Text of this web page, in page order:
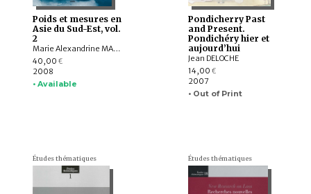
Poids et mesures en
Asie du Sud-Est, vol.
2
Marie Alexandrine MARTIN, François ROBINNE, Corneille JEST, J. C. EADE, Tilman FRASCH, Albert MAURICE, Gérard TOFFIN , NGUYÊN Tùng, Sophie CLEMENT-CHARPENTIER, Dominique VESIN, NGUYEN Huy, Louis-Jacques DORAIS, Gabor VARGYAS, YANG Kao-Ly , Jean BAFFIE, Daw YIN YIN MYINT, Denise BERNOT, Marie-Hélène CARDINAUD, Donald GEAR, Joan GEAR, Guy LUBEIGT, Jean-Marc RASTORFER, Olivia AUBRIOT, Jean-Luc SABATIER, Nicholas RHODES, Lucette BOULNOIS
40,00 €
2008
• Available
Pondicherry Past
and Present.
Pondichéry hier et
aujourd’hui
Jean DELOCHE
14,00 €
2007
• Out of Print
Études thématiques Études thématiques